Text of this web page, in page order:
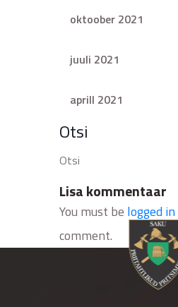
oktoober 2021
juuli 2021
aprill 2021
Otsi
Lisa kommentaar
You must be logged in
comment.